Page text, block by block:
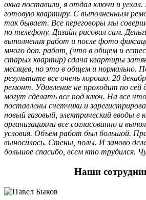
окна поставили, я отдал ключи и
готовую квартиру. С выполненным
так бывает. Все переговоры мы
по телефону. Дизайн рисовал сам.
выполнения работ и после фото
много доп. работ, (что в общем и
старых квартир) сдача квартиры
месяцев, но это в общем и нормально.
результате все очень хорошо. 20
ремонт. Удивление не проходит по сей
могут сделать все под ключ. На все
поставлены счетчики и
новый газовый, электрический вводы в
организациями все согласованно и
условия. Объем работ был большой.
выносилось. Стены, полы. И заново
большое спасибо, всем кто трудился.
Наши